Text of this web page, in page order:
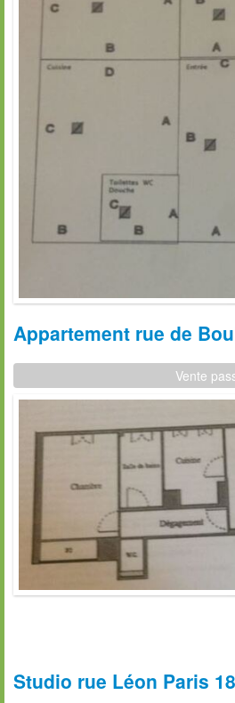
Appartement rue de
Vente
Studio rue Léon Paris